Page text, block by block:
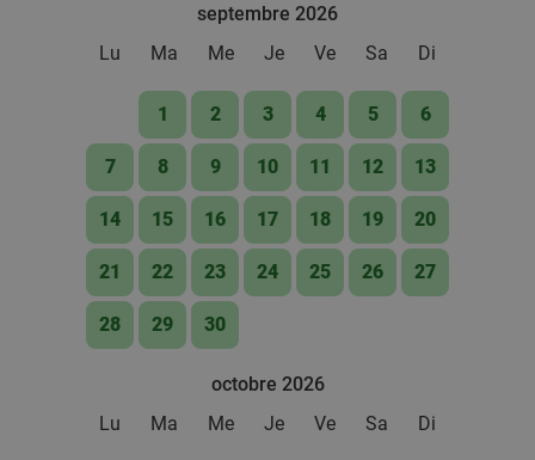
septembre 2026
Lu
Ma Me Je Ve Sa Di
1 2 3 4 5 6
7 8 9 10 11 12 13
14 15 16 17 18 19 20
21 22 23 24 25 26 27
28 29 30
octobre 2026
Lu
Ma Me Je Ve Sa Di